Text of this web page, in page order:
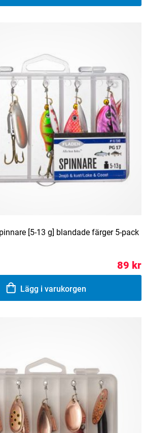
[5-13 g] blandade färger 5-pack
89 kr
Lägg i varukorgen